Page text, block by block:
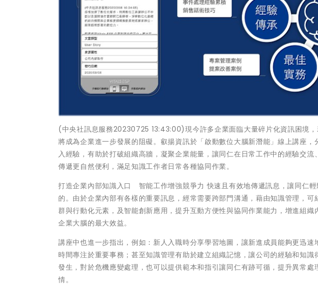
(中央社訊息服務20230725 13:43:00)現今許多企業面臨大量碎片化資訊困境，
將成為企業進一步發展的阻礙。叡揚資訊於「啟動數位大腦新潛能」線上講座
入經驗，有助於打破組織高牆，凝聚企業能量，讓同仁在日常工作中的經驗交
傳遞更自然便利，滿足知識工作者日常各種協同作業。
打造企業內部知識入口 智能工作增強競爭力 快速且有效地傳遞訊息，讓同仁
的。由於企業內部有各樣的重要訊息，經常需要跨部門溝通，藉由知識管理，
群與行動化元素，及智能創新應用，提升互動方便性與協同作業能力，增進組
企業大腦的最大效益。
講座中也進一步指出，例如：新人入職時分享學習地圖，讓新進成員能夠更迅
時間專注於重要事務；甚至知識管理有助於建立組織記憶，讓公司的經驗和知
發生，對於危機應變處理，也可以提供範本和指引讓同仁有跡可循，提升異常
情。